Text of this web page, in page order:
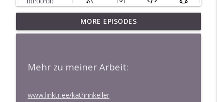
257: KI in der Hypnosepraxis: Marketing
für mehr Sichtbarkeit
info_outline
256: Mit KI zu starken Metaphern
MORE EPISODES
Mehr zu meiner Arbeit:
www.linktr.ee/kathrinkeller